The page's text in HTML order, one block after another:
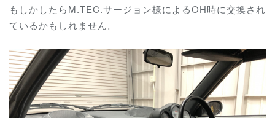
もしかしたらM.TEC.サージョン様によるOH時に交換され
ているかもしれません。